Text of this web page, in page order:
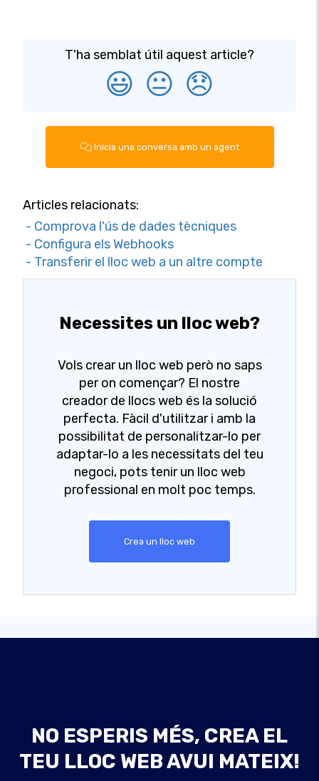
T'ha semblat útil aquest article?
😃 😐 😞
Inicia una conversa amb un agent
Articles relacionats:
- Comprova l'ús de dades tècniques
- Configura els Webhooks
- Transferir el lloc web a un altre compte
Necessites un lloc web?
Vols crear un lloc web però no saps
per on començar? El nostre
creador de llocs web és la solució
perfecta. Fàcil d'utilitzar i amb la
possibilitat de personalitzar-lo per
adaptar-lo a les necessitats del teu
negoci, pots tenir un lloc web
professional en molt poc temps.
Crea un lloc web
NO ESPERIS MÉS, CREA EL
TEU LLOC WEB AVUI MATEIX!